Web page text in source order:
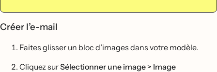
Créer l’e-mail
Faites glisser un bloc d’images dans votre modèle.
Cliquez surSélectionner une image > Image